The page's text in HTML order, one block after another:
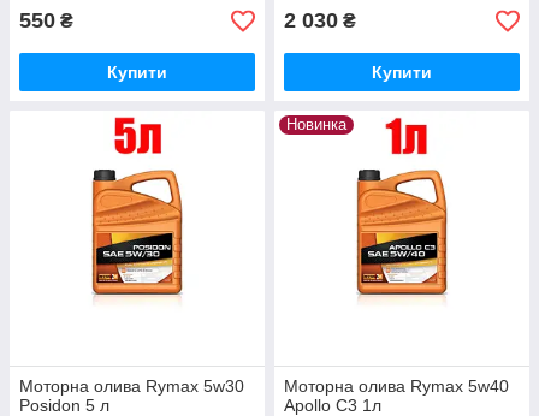
550 ₴
Купити
2 030 ₴
Купити
Моторна олива Rymax 5w30
Posidon 5 л
Новинка
Моторна олива Rymax 5w40
Apollo C3 1л